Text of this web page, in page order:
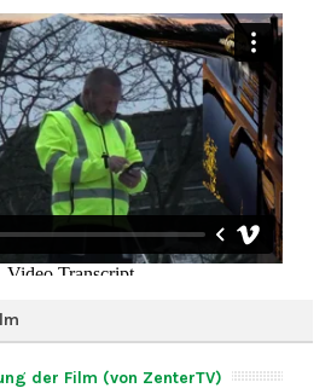
der Film (von ZenterTV)